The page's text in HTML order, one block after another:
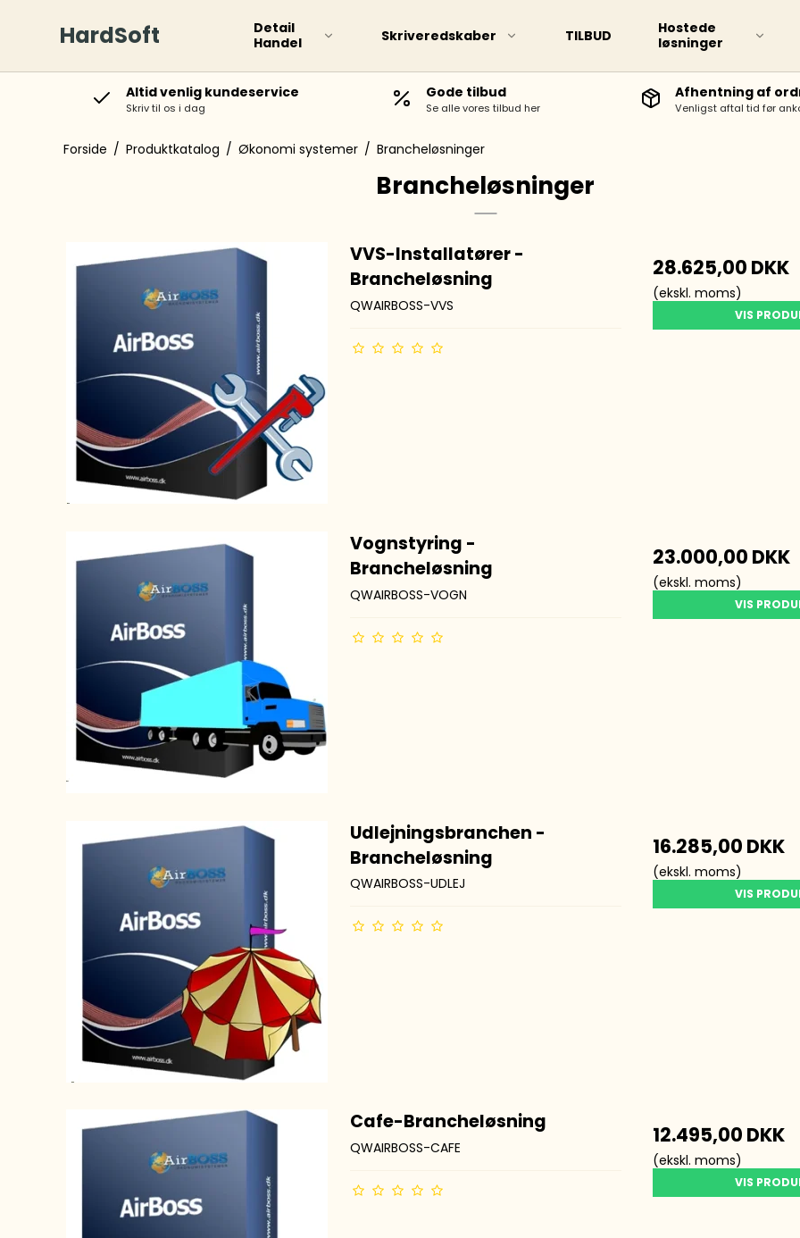
HardSoft
Detail
Handel
Skriveredskaber
Paint Markers
Permanente Markers
Board markere
Overstregningspenne
Rollerballs og
kuglepenne
Finelinere
Farvelægning
Rollerpenne
TILBUD
Hostede
løsninger
Altid venlig kundeservice
Skriv til os i dag
Gode tilbud
Se alle vores tilbud her
Afhentning af
Venligst aftal tid før
Forside / Produktkatalog / Økonomi systemer / Brancheløsninger
Brancheløsninger
VVS-Installatører -
Brancheløsning
QWAIRBOSS-VVS
28.625,00 DKK
(ekskl. moms)
VIS
Vognstyring -
Brancheløsning
QWAIRBOSS-VOGN
23.000,00 DKK
(ekskl. moms)
VIS
Udlejningsbranchen -
Brancheløsning
QWAIRBOSS-UDLEJ
16.285,00 DKK
(ekskl. moms)
VIS
Cafe-Brancheløsning
QWAIRBOSS-CAFE 12.495,00 DKK
(ekskl. moms)
VIS